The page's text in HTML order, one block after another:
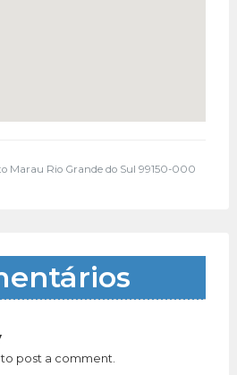
Marau Rio Grande do Sul 99150-000
to post a comment.